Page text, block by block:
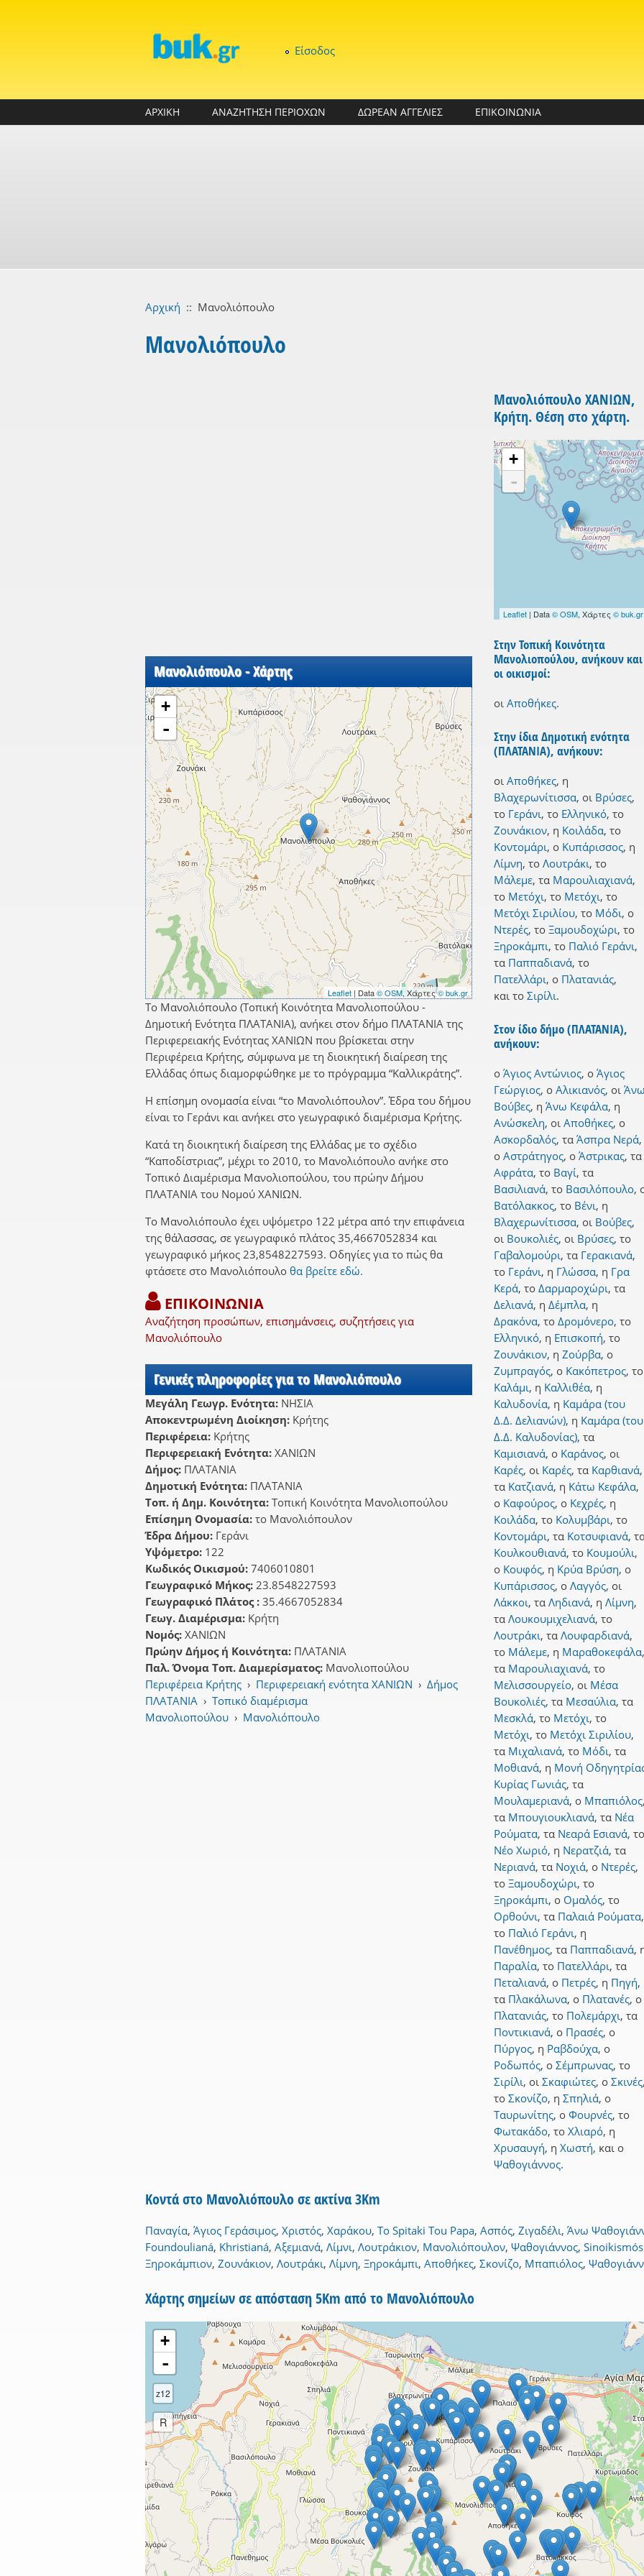
Είσοδος
ΑΡΧΙΚΗ ΑΝΑΖΗΤΗΣΗ ΠΕΡΙΟΧΩΝ ΔΩΡΕΑΝ ΑΓΓΕΛΙΕΣ ΕΠΙΚΟΙΝΩΝΙΑ
Αρχική :: Μανολιόπουλο
Μανολιόπουλο
Μανολιόπουλο - Χάρτης
+
-
Leaflet | Data© OSM, Χάρτες© buk.gr
Το Μανολιόπουλο (Τοπική Κοινότητα Μανολιοπούλου -
Δημοτική Ενότητα ΠΛΑΤΑΝΙΑ), ανήκει στον δήμο ΠΛΑΤΑΝΙΑ της
Περιφερειακής Ενότητας ΧΑΝΙΩΝ που βρίσκεται στην
Περιφέρεια Κρήτης, σύμφωνα με τη διοικητική διαίρεση της
Ελλάδας όπως διαμορφώθηκε με το πρόγραμμα “Καλλικράτης”.
Η επίσημη ονομασία είναι “το Μανολιόπουλον”. Έδρα του δήμου
είναι το Γεράνι και ανήκει στο γεωγραφικό διαμέρισμα Κρήτης.
Κατά τη διοικητική διαίρεση της Ελλάδας με το σχέδιο
“Καποδίστριας”, μέχρι το 2010, το Μανολιόπουλο ανήκε στο
Τοπικό Διαμέρισμα Μανολιοπούλου, του πρώην Δήμου
ΠΛΑΤΑΝΙΑ του Νομού ΧΑΝΙΩΝ.
Το Μανολιόπουλο έχει υψόμετρο 122 μέτρα από την επιφάνεια
της θάλασσας, σε γεωγραφικό πλάτος 35,4667052834 και
γεωγραφικό μήκος 23,8548227593. Οδηγίες για το πώς θα
φτάσετε στο Μανολιόπουλο θα βρείτε εδώ.
ΕΠΙΚΟΙΝΩΝΙΑ
Αναζήτηση προσώπων, επισημάνσεις, συζητήσεις για
Μανολιόπουλο
Γενικές πληροφορίες για το Μανολιόπουλο
Μεγάλη Γεωγρ. Ενότητα: ΝΗΣΙΑ
Αποκεντρωμένη Διοίκηση: Κρήτης
Περιφέρεια: Κρήτης
Περιφερειακή Ενότητα: ΧΑΝΙΩΝ
Δήμος: ΠΛΑΤΑΝΙΑ
Δημοτική Ενότητα: ΠΛΑΤΑΝΙΑ
Τοπ. ή Δημ. Κοινότητα: Τοπική Κοινότητα Μανολιοπούλου
Επίσημη Ονομασία: το Μανολιόπουλον
Έδρα Δήμου: Γεράνι
Υψόμετρο: 122
Κωδικός Οικισμού: 7406010801
Γεωγραφικό Μήκος: 23.8548227593
Γεωγραφικό Πλάτος : 35.4667052834
Γεωγ. Διαμέρισμα: Κρήτη
Νομός: ΧΑΝΙΩΝ
Πρώην Δήμος ή Κοινότητα: ΠΛΑΤΑΝΙΑ
Παλ. Όνομα Τοπ. Διαμερίσματος: Μανολιοπούλου
Περιφέρεια Κρήτης › Περιφερειακή ενότητα ΧΑΝΙΩΝ › Δήμος
ΠΛΑΤΑΝΙΑ › Τοπικό διαμέρισμα
Μανολιοπούλου › Μανολιόπουλο
Μανολιόπουλο ΧΑΝΙΩΝ,
Κρήτη. Θέση στο χάρτη.
+
-
Leaflet| Data© OSM, Χάρτες © buk.gr
Στην Τοπική Κοινότητα
Μανολιοπούλου, ανήκουν και
οι οικισμοί:
οι Αποθήκες.
Στην ίδια Δημοτική ενότητα
(ΠΛΑΤΑΝΙΑ), ανήκουν:
οι Αποθήκες, η
Βλαχερωνίτισσα, οι Βρύσες,
το Γεράνι, το Ελληνικό, το
Ζουνάκιον, η Κοιλάδα, το
Κοντομάρι, ο Κυπάρισσος, η
Λίμνη, το Λουτράκι, το
Μάλεμε, τα Μαρουλιαχιανά,
το Μετόχι, το Μετόχι, το
Μετόχι Σιριλίου, το Μόδι, ο
Ντερές, το Ξαμουδοχώρι, το
Ξηροκάμπι, το Παλιό Γεράνι,
τα Παππαδιανά, το
Πατελλάρι, ο Πλατανιάς,
και το Σιρίλι.
Στον ίδιο δήμο (ΠΛΑΤΑΝΙΑ),
ανήκουν:
ο Άγιος Αντώνιος, ο Άγιος
Γεώργιος, ο Αλικιανός, οι Άνω
Βούβες, η Άνω Κεφάλα, η
Ανώσκελη, οι Αποθήκες, ο
Ασκορδαλός, τα Άσπρα Νερά,
ο Αστράτηγος, ο Άστρικας, τα
Αφράτα, το Βαγί, τα
Βασιλιανά, το Βασιλόπουλο,
Βατόλακκος, το Βένι, η
Βλαχερωνίτισσα, οι Βούβες,
οι Βουκολιές, οι Βρύσες, το
Γαβαλομούρι, τα Γερακιανά,
το Γεράνι, η Γλώσσα, η Γρα
Κερά, το Δαρμαροχώρι, τα
Δελιανά, η Δέμπλα, η
Δρακόνα, το Δρομόνερο, το
Ελληνικό, η Επισκοπή, το
Ζουνάκιον, η Ζούρβα, ο
Ζυμπραγός, ο Κακόπετρος, το
Καλάμι, η Καλλιθέα, η
Καλυδονία, η Καμάρα (του
Δ.Δ. Δελιανών), η Καμάρα (του
Δ.Δ. Καλυδονίας), τα
Καμισιανά, ο Καράνος, οι
Καρές, οι Καρές, τα Καρθιανά,
τα Κατζιανά, η Κάτω Κεφάλα,
ο Καφούρος, ο Κεχρές, η
Κοιλάδα, το Κολυμβάρι, το
Κοντομάρι, τα Κοτσυφιανά,
Κουλκουθιανά, το Κουμούλι,
ο Κουφός, η Κρύα Βρύση, ο
Κυπάρισσος, ο Λαγγός, οι
Λάκκοι, τα Ληδιανά, η Λίμνη,
τα Λουκουμιχελιανά, το
Λουτράκι, τα Λουφαρδιανά,
το Μάλεμε, η Μαραθοκεφάλα,
τα Μαρουλιαχιανά, το
Μελισσουργείο, οι Μέσα
Βουκολιές, τα Μεσαύλια, τα
Μεσκλά, το Μετόχι, το
Μετόχι, το Μετόχι Σιριλίου,
τα Μιχαλιανά, το Μόδι, τα
Μοθιανά, η Μονή
Κυρίας Γωνιάς, τα
Μουλαμεριανά, ο Μπαπιόλος,
τα Μπουγιουκλιανά, τα Νέα
Ρούματα, τα Νεαρά Εσιανά, το
Νέο Χωριό, η Νερατζιά, τα
Νεριανά, τα Νοχιά, ο Ντερές,
το Ξαμουδοχώρι, το
Ξηροκάμπι, ο Ομαλός, το
Ορθούνι, τα Παλαιά Ρούματα,
το Παλιό Γεράνι, η
Πανέθημος, τα Παππαδιανά,
Παραλία, το Πατελλάρι, τα
Πεταλιανά, ο Πετρές, η Πηγή,
τα Πλακάλωνα, ο Πλατανές, ο
Πλατανιάς, το Πολεμάρχι, τα
Ποντικιανά, ο Πρασές, ο
Πύργος, η Ραβδούχα, ο
Ροδωπός, ο Σέμπρωνας, το
Σιρίλι, οι Σκαφιώτες, ο Σκινές,
το Σκονίζο, η Σπηλιά, ο
Ταυρωνίτης, ο Φουρνές, το
Φωτακάδο, το Χλιαρό, η
Χρυσαυγή, η Χωστή, και ο
Ψαθογιάννος.
Κοντά στο Μανολιόπουλο σε ακτίνα 3Km
Παναγία, Άγιος Γεράσιμος, Χριστός, Χαράκου, To Spitaki Tou Papa, Ασπός, Ζιγαδέλι, Άνω
Foundoulianá, Khristianá, Αξεμιανά, Λίμνι, Λουτράκιον, Μανολιόπουλον, Ψαθογιάννος,
Ξηροκάμπιον, Ζουνάκιον, Λουτράκι, Λίμνη, Ξηροκάμπι, Αποθήκες, Σκονίζο, Μπαπιόλος,
Χάρτης σημείων σε απόσταση 5Km από το Μανολιόπουλο
+
-
z12
R